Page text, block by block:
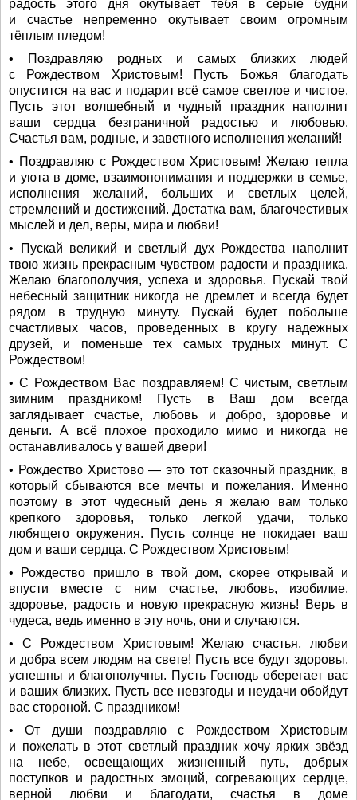
радость этого дня окутывает тебя в серые будни
и счастье непременно окутывает своим огромным
тёплым пледом!
• Поздравляю родных и самых близких людей
с Рождеством Христовым! Пусть Божья благодать
опустится на вас и подарит всё самое светлое и чистое.
Пусть этот волшебный и чудный праздник наполнит
ваши сердца безграничной радостью и любовью.
Счастья вам, родные, и заветного исполнения желаний!
• Поздравляю с Рождеством Христовым! Желаю тепла
и уюта в доме, взаимопонимания и поддержки в семье,
исполнения желаний, больших и светлых целей,
стремлений и достижений. Достатка вам, благочестивых
мыслей и дел, веры, мира и любви!
• Пускай великий и светлый дух Рождества наполнит
твою жизнь прекрасным чувством радости и праздника.
Желаю благополучия, успеха и здоровья. Пускай твой
небесный защитник никогда не дремлет и всегда будет
рядом в трудную минуту. Пускай будет побольше
счастливых часов, проведенных в кругу надежных
друзей, и поменьше тех самых трудных минут. С
Рождеством!
• С Рождеством Вас поздравляем! С чистым, светлым
зимним праздником! Пусть в Ваш дом всегда
заглядывает счастье, любовь и добро, здоровье и
деньги. А всё плохое проходило мимо и никогда не
останавливалось у вашей двери!
• Рождество Христово — это тот сказочный праздник, в
который сбываются все мечты и пожелания. Именно
поэтому в этот чудесный день я желаю вам только
крепкого здоровья, только легкой удачи, только
любящего окружения. Пусть солнце не покидает ваш
дом и ваши сердца. С Рождеством Христовым!
• Рождество пришло в твой дом, скорее открывай и
впусти вместе с ним счастье, любовь, изобилие,
здоровье, радость и новую прекрасную жизнь! Верь в
чудеса, ведь именно в эту ночь, они и случаются.
• С Рождеством Христовым! Желаю счастья, любви
и добра всем людям на свете! Пусть все будут здоровы,
успешны и благополучны. Пусть Господь оберегает вас
и ваших близких. Пусть все невзгоды и неудачи обойдут
вас стороной. С праздником!
• От души поздравляю с Рождеством Христовым
и пожелать в этот светлый праздник хочу ярких звёзд
на небе, освещающих жизненный путь, добрых
поступков и радостных эмоций, согревающих сердце,
верной любви и благодати, счастья в доме